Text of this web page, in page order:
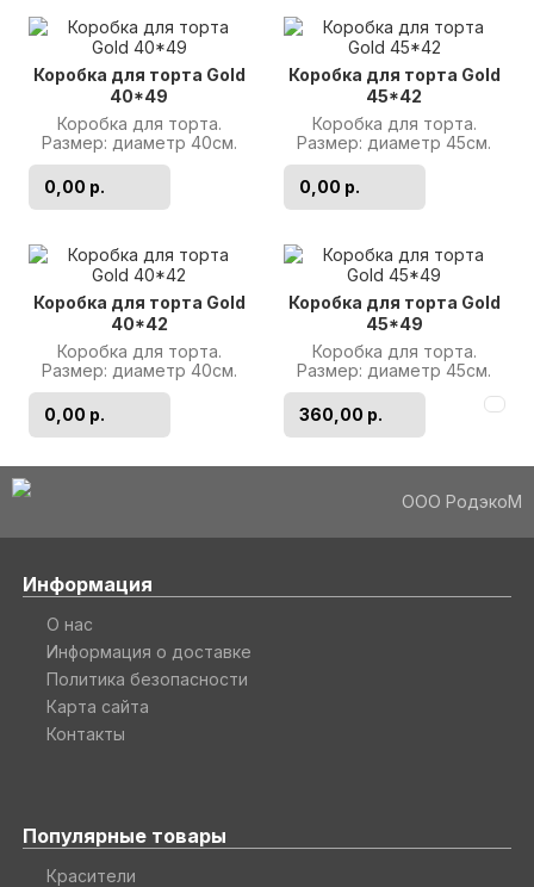
Коробка для торта Gold
40*49
Коробка для торта.
Размер: диаметр 40см.
Высота: 49см. Цвет:
Золото Производитель:
0,00 р.
Коробка для торта Gold
45*42
Коробка для торта.
Размер: диаметр 45см.
Высота: 42см. Цвет:
Золото Производитель:
0,00 р.
Коробка для торта Gold
40*42
Коробка для торта.
Размер: диаметр 40см.
Высота: 42см. Цвет:
Золото Производитель:
0,00 р.
Коробка для торта Gold
45*49
Коробка для торта.
Размер: диаметр 45см.
Высота: 49см. Цвет:
Золото Производитель:
Россия..
360,00 р.
ООО РодэкоМ
Информация
О нас
Информация о доставке
Политика безопасности
Карта сайта
Контакты
Популярные товары
Красители